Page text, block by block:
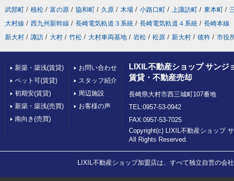
武部町 / 植松 / 富の原 / 協和町 / 久原 / 木場 / 小路口町 / 上諏訪町 / 東本町 /
大村線 / 西九州新幹線 / 長崎電気軌道３系統 / 長崎電気軌道４系統 / 長崎本線
新大村 / 諏訪 / 大村 / 竹松 / 大村車両基地 / 岩松 / 松原 / 新大村 / 彼杵 / 市役
新築・築浅(賃貸)
ペット可(賃貸)
初期安(賃貸)
新築・築浅(売買)
南向き(売買)
お問い合わせ
スタッフ紹介
周辺施設
お客様の声
LIXIL不動産ショップ サンジ
賃貸・不動産売却
長崎県大村市西三城町107番地
TEL:0957-53-0942
FAX:0957-53-7025
Copyright(c) LIXIL不動産ショップ
All Rights Reserved.
LIXIL不動産ショップ加盟店は、すべて独立自営の会社